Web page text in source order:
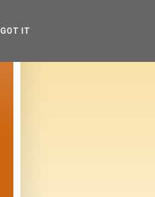
GOT IT